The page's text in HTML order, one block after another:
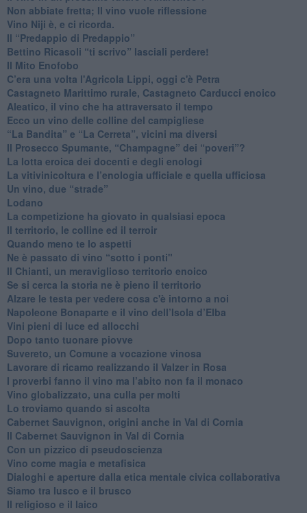
​Non abbiate fretta; Il vino vuole riflessione
​Vino Niji è, e ci ricorda.
Il “Predappio di Predappio”
Bettino Ricasoli “ti scrivo” lasciali perdere!
Il Mito Enofobo
​C’era una volta l'Agricola Lippi, oggi c'è Petra
​Castagneto Marittimo rurale, Castagneto Carducci enoico
Aleatico, il vino che ha attraversato il tempo
Ecco un vino delle colline del campigliese
“La Bandita” e “La Cerreta”, vicini ma diversi
​Il Prosecco Spumante, “Champagne” dei “poveri”?
​La lotta eroica dei docenti e degli enologi
​La vitivinicoltura e l’enologia ufficiale e quella ufficiosa
​Un vino, due “strade”
Lodano
​La competizione ha giovato in qualsiasi epoca
Il territorio, le colline ed il terroir
Quando meno te lo aspetti
​Ne è passato di vino “sotto i ponti"
​Il Chianti, un meraviglioso territorio enoico
​Se si cerca la storia ne è pieno il territorio
Alzare le testa per vedere cosa c'è intorno a noi
​Napoleone Bonaparte e il vino dell’Isola d’Elba
Vini pieni di luce ed allocchi
Dopo tanto tuonare piovve
Suvereto, un Comune a vocazione vinosa
Lavorare di ricamo realizzando il Valzer in Rosa
​I proverbi fanno il vino ma l’abito non fa il monaco
Vino globalizzato, una culla per molti
Lo troviamo quando si ascolta
Cabernet Sauvignon, origini anche in Val di Cornia
Il Cabernet Sauvignon in Val di Cornia
Con un pizzico di pseudoscienza
​Vino come magia e metafisica
Dialoghi e aperture dalla etica mentale civica collaborativa
Siamo tra lusco e il brusco
Il religioso e il laico